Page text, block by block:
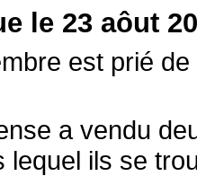
le 23 aôut
est prié
a vendu
lequel ils se